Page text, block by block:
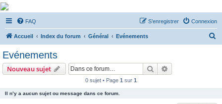
De Musicae Militari -
Forums
Forums de discussions
FAQ Connexion
S’enregistrer
Accueil Index du forum Général Evénements
Evénements
Nouveau sujet Rechercher
0 sujet • Page 1 sur 1
Il n’y a aucun sujet ou message dans ce forum.